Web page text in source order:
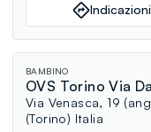
Indicazioni
BAMBINO
OVS Torino Via
Via Venasca, 19
(Torino) Italia